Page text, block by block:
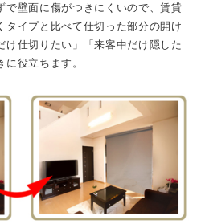
で壁面に傷がつきにくいので、賃貸
タイプと比べて仕切った部分の開け
け仕切りたい」「来客中だけ隠した
役立ちます。